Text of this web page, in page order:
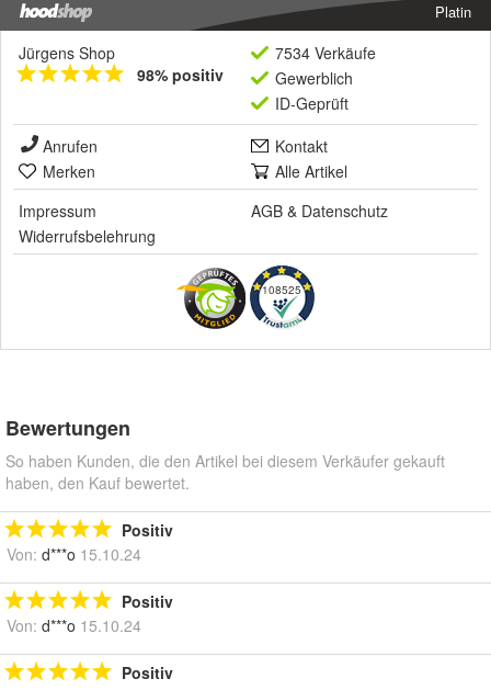
Platin
Jürgens Shop
98% positiv
7534 Verkäufe
Gewerblich
ID-Geprüft
Anrufen
Kontakt
Merken
Alle Artikel
Impressum
AGB & Datenschutz
Widerrufsbelehrung
108525
Bewertungen
So haben Kunden, die den Artikel bei diesem Verkäufer gekauft
haben, den Kauf bewertet.
Positiv
Von: d***o 15.10.24
Positiv
Von: d***o 15.10.24
Positiv